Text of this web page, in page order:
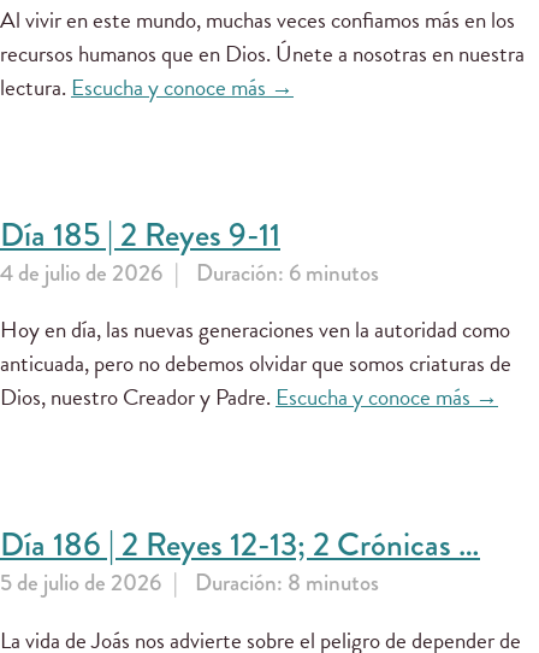
Al vivir en este mundo, muchas veces confiamos más en los
recursos humanos que en Dios. Únete a nosotras en nuestra
lectura. Escucha y conoce más →
Día 185 | 2 Reyes 9-11
4 de julio de 2026 Duración: 6 minutos
Hoy en día, las nuevas generaciones ven la autoridad como
anticuada, pero no debemos olvidar que somos criaturas de
Dios, nuestro Creador y Padre.Escucha y conoce más →
Día 186 | 2 Reyes 12-13; 2 Crónicas …
5 de julio de 2026 Duración: 8 minutos
La vida de Joás nos advierte sobre el peligro de depender de